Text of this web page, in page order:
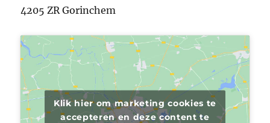
4205 ZR Gorinchem
Klik hier om marketing cookies te
accepteren en deze content te